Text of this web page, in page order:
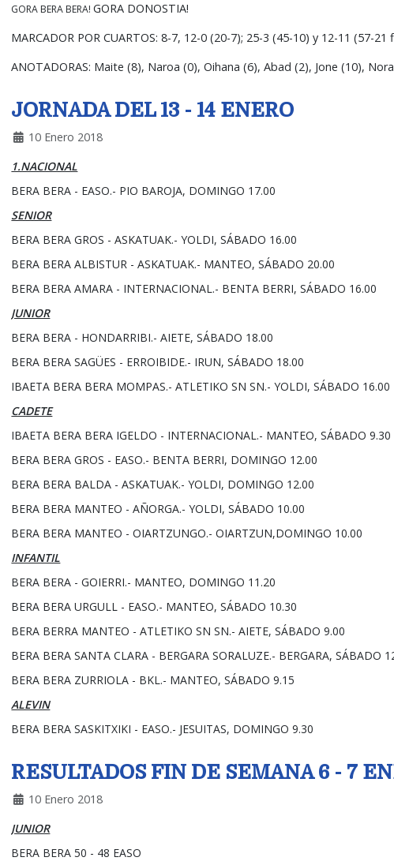
GORA BERA BERA!GORA DONOSTIA!
MARCADOR POR CUARTOS: 8-7, 12-0 (20-7); 25-3 (45-10) y 12-11 (57-21
ANOTADORAS: Maite (8), Naroa (0), Oihana (6), Abad (2), Jone (10),
JORNADA DEL 13 - 14 ENERO
10 Enero 2018
1.NACIONAL
BERA BERA - EASO.- PIO BAROJA, DOMINGO 17.00
SENIOR
BERA BERA GROS - ASKATUAK.- YOLDI, SÁBADO 16.00
BERA BERA ALBISTUR - ASKATUAK.- MANTEO, SÁBADO 20.00
BERA BERA AMARA - INTERNACIONAL.- BENTA BERRI, SÁBADO 16.00
JUNIOR
BERA BERA - HONDARRIBI.- AIETE, SÁBADO 18.00
BERA BERA SAGÜES - ERROIBIDE.- IRUN, SÁBADO 18.00
IBAETA BERA BERA MOMPAS.- ATLETIKO SN SN.- YOLDI, SÁBADO 16.00
CADETE
IBAETA BERA BERA IGELDO - INTERNACIONAL.- MANTEO, SÁBADO 9.30
BERA BERA GROS - EASO.- BENTA BERRI, DOMINGO 12.00
BERA BERA BALDA - ASKATUAK.- YOLDI, DOMINGO 12.00
BERA BERA MANTEO - AÑORGA.- YOLDI, SÁBADO 10.00
BERA BERA MANTEO - OIARTZUNGO.- OIARTZUN,DOMINGO 10.00
INFANTIL
BERA BERA - GOIERRI.- MANTEO, DOMINGO 11.20
BERA BERA URGULL - EASO.- MANTEO, SÁBADO 10.30
BERA BERRA MANTEO - ATLETIKO SN SN.- AIETE, SÁBADO 9.00
BERA BERA SANTA CLARA - BERGARA SORALUZE.- BERGARA, SÁBADO
BERA BERA ZURRIOLA - BKL.- MANTEO, SÁBADO 9.15
ALEVIN
BERA BERA SASKITXIKI - EASO.- JESUITAS, DOMINGO 9.30
RESULTADOS FIN DE SEMANA 6 - 7
10 Enero 2018
JUNIOR
BERA BERA 50 - 48 EASO